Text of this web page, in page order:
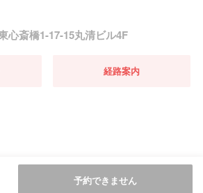
心斎橋1-17-15丸清ビル4F
経路案内
予約できません